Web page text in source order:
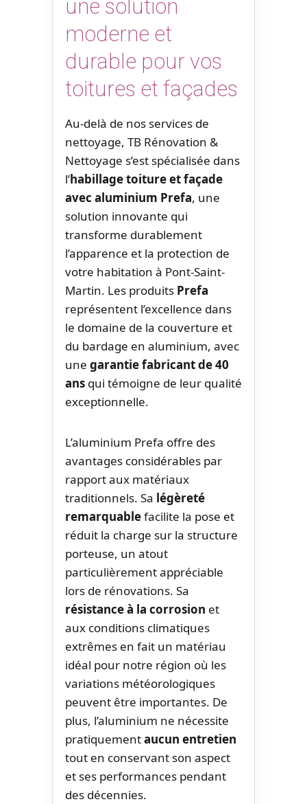
une solution
moderne et
durable pour vos
toitures et façades
Au-delà de nos services de
nettoyage, TB Rénovation &
Nettoyage s’est spécialisée dans
l’habillage toiture et façade
avec aluminium Prefa, une
solution innovante qui
transforme durablement
l’apparence et la protection de
votre habitation à Pont-Saint-
Martin. Les produits Prefa
représentent l’excellence dans
le domaine de la couverture et
du bardage en aluminium, avec
une garantie fabricant de 40
ans qui témoigne de leur qualité
exceptionnelle.
L’aluminium Prefa offre des
avantages considérables par
rapport aux matériaux
traditionnels. Sa légèreté
remarquablefacilite la pose et
réduit la charge sur la structure
porteuse, un atout
particulièrement appréciable
lors de rénovations. Sa
résistance à la corrosion et
aux conditions climatiques
extrêmes en fait un matériau
idéal pour notre région où les
variations météorologiques
peuvent être importantes. De
plus, l’aluminium ne nécessite
pratiquementaucun entretien
tout en conservant son aspect
et ses performances pendant
des décennies.